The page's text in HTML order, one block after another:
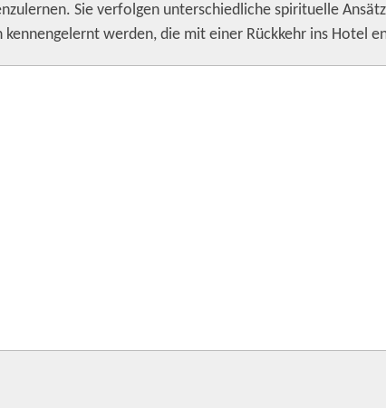
Sie verfolgen unterschiedliche spirituelle
werden, die mit einer Rückkehr ins Hotel